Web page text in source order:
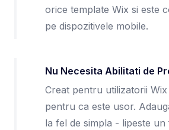
orice template Wix si este
pe dispozitivele mobile.
Nu Necesita Abilitati de
Creat pentru utilizatorii
pentru ca este usor.
la fel de simpla - lipeste